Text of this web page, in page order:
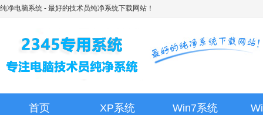
纯净电脑系统 - 最好的技术员纯净系统下载网站！
首页 XP系统 Win7系统